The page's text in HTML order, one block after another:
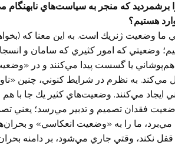
كه منجر به سياست‌هاي نابهنگام
هستيم؟
وضعيت ژنريك است. به اين معنا كه (بخواهم
كه امور كثيري که سامان‌ و انسجام‌
هم‌پوشاني يا گسست پيدا مي‌كنند و در
مي‌كند. به نظرم در شرايط كنوني، چنين
ايجاد مي‌كنند. وضعيت‌هاي كثير يك جا با
فقدان تصميم و تدبير مي‌رسد؛ يعني
ما را به «وضعيت انعكاسي» و
نكند، وقتي جاري مي‌شود، بر دامنه